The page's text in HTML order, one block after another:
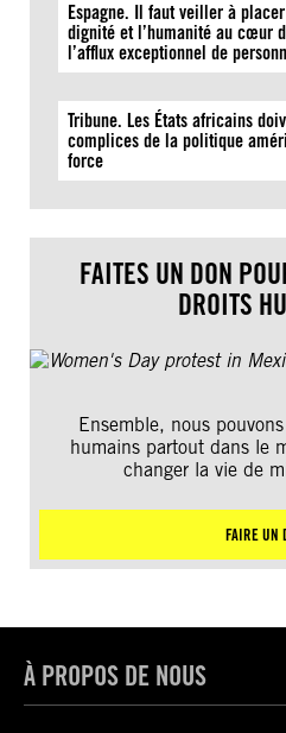
Espagne. Il faut veiller à
dignité et l’humanité au cœur
l’afflux exceptionnel de
Tribune. Les États africains
complices de la politique
force
FAITES UN DON
DROITS
Ensemble, nous
humains partout dans le
changer la vie de
FAIRE UN
À PROPOS DE NOUS